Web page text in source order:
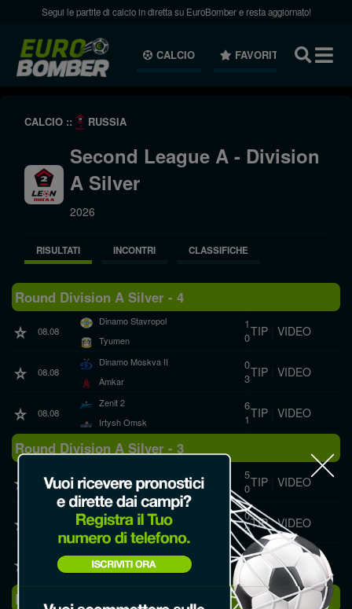
Segui le partite di calcio in diretta su EuroBomber e resta aggiornato!
CALCIO FAVORITI NEWS
CALCIO :: RUSSIA
Second League A - Division
A Silver
2026
RISULTATI INCONTRI CLASSIFICHE
Round Division A Silver - 4
08.08
Dinamo Stavropol
Tyumen
1
0TIP| VIDEO
08.08
Dinamo Moskva II
Amkar
0
3TIP| VIDEO
08.08
Zenit 2
Irtysh Omsk
6
1TIP| VIDEO
Round Division A Silver - 3
02.08
Dinamo Moskva II
5
0TIP| VIDEO
Tyumen
Amkar
0
2TIP|VIDEO
01.08
Irtysh Omsk
Torpedo Miass
2
0TIP|VIDEO
Round Division A Silver - 2